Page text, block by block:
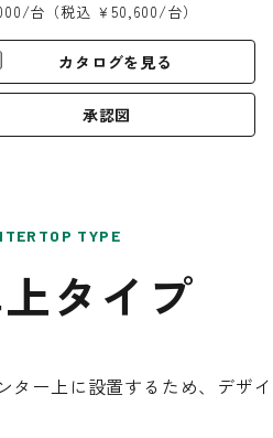
台（税込 ￥50,600/台）
カタログを見る
承認図
TYPE
タイプ
ター上に設置するため、デザ